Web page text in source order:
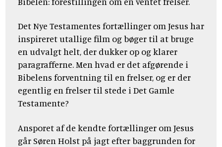
Det Nye Testamentes fortællinger om Jesus har
inspireret utallige film og bøger til at bruge
en udvalgt helt, der dukker op og klarer
paragrafferne. Men hvad er det afgørende i
Bibelens forventning til en frelser, og er der
egentlig en frelser til stede i Det Gamle
Testamente?
Ansporet af de kendte fortællinger om Jesus
går Søren Holst på jagt efter baggrunden for